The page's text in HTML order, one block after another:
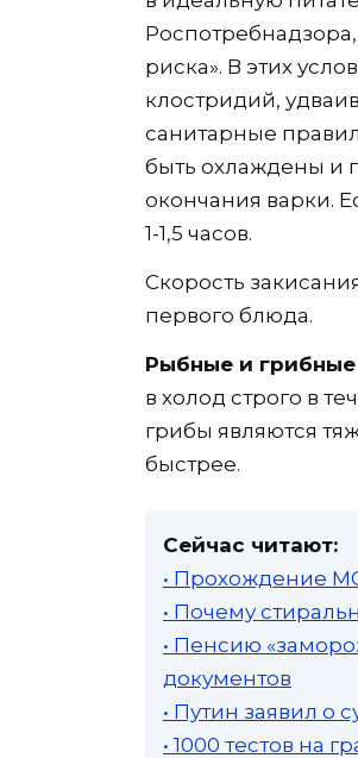
Роспотребнадзора,
риска». В этих
клостридий,
санитарные
быть охлаждены и
окончания варки.
1-1,5 часов.
Скорость
первого блюда.
Рыбные и грибные
в холод строго в
грибы являются
быстрее.
Сейчас читают:
• Прохождение
• Почему
• Пенсию
документов
• Путин заявил о
• 1000 тестов на